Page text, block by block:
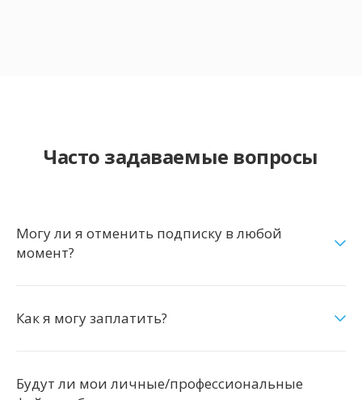
Часто задаваемые вопросы
Могу ли я отменить подписку в любой
момент?
Как я могу заплатить?
Будут ли мои личные/профессиональные